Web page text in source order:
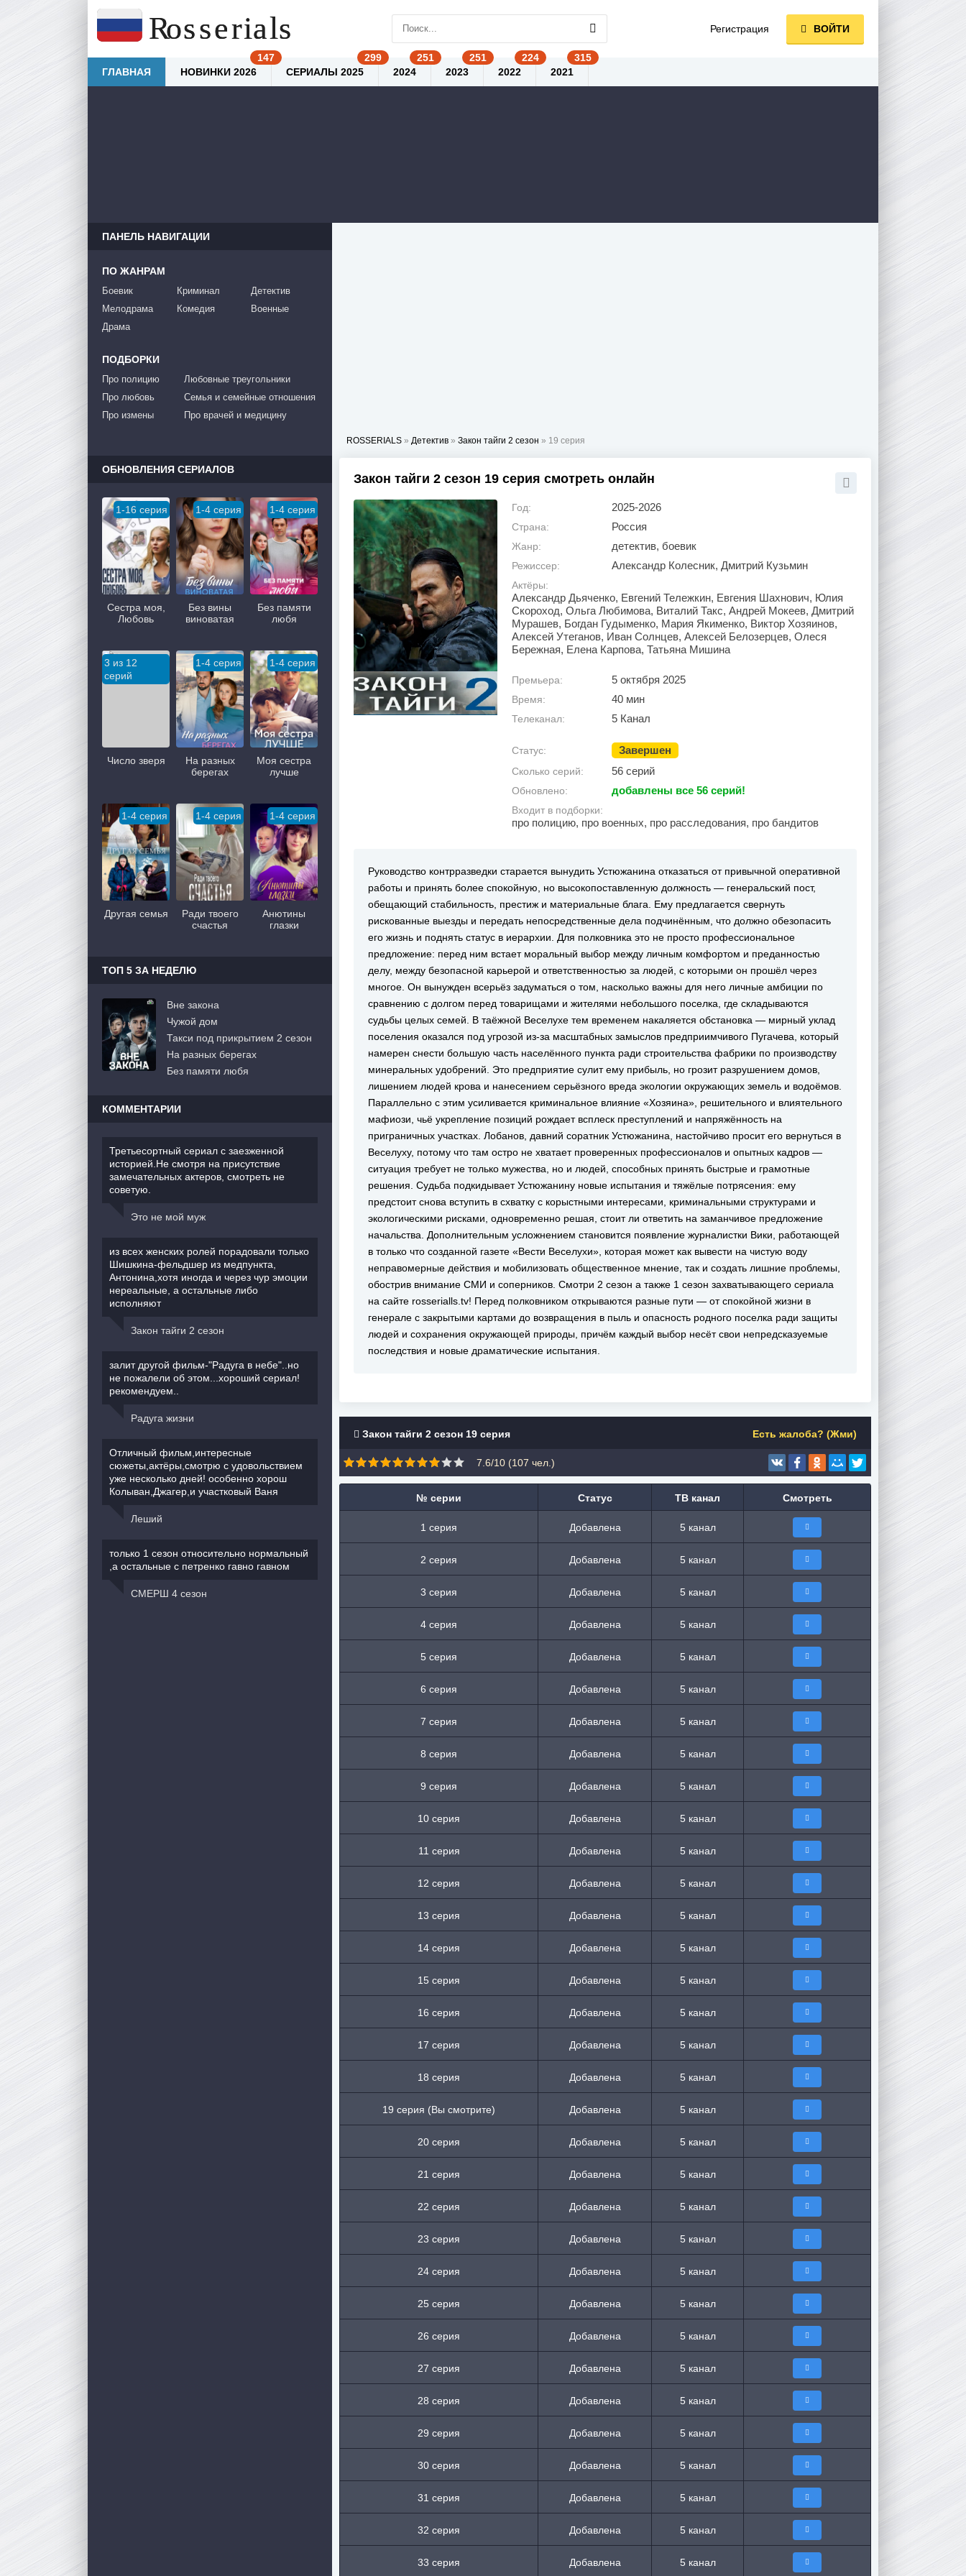
ROSSERIALS » Детектив » Закон тайги 2 сезон » 19 серия
Закон тайги 2 сезон 19 серия смотреть онлайн
Год: 2025-2026
Страна: Россия
Жанр: детектив, боевик
Режиссер: Александр Колесник, Дмитрий Кузьмин
Актёры:
Александр Дьяченко, Евгений Тележкин, Евгения Шахнович, Юлия
Скороход, Ольга Любимова, Виталий Такс, Андрей Мокеев, Дмитрий
Мурашев, Богдан Гудыменко, Мария Якименко, Виктор Хозяинов,
Алексей Утеганов, Иван Солнцев, Алексей Белозерцев, Олеся
Бережная, Елена Карпова, Татьяна Мишина
Премьера: 5 октября 2025
Время: 40 мин
Телеканал: 5 Канал
Статус: Завершен
Сколько серий: 56 серий
Обновлено: добавлены все 56 серий!
Входит в подборки:
про полицию, про военных, про расследования, про бандитов
Руководство контрразведки старается вынудить Устюжанина отказаться от привычной оперативной
работы и принять более спокойную, но высокопоставленную должность — генеральский пост,
обещающий стабильность, престиж и материальные блага. Ему предлагается свернуть
рискованные выезды и передать непосредственные дела подчинённым, что должно обезопасить
его жизнь и поднять статус в иерархии. Для полковника это не просто профессиональное
предложение: перед ним встает моральный выбор между личным комфортом и преданностью
делу, между безопасной карьерой и ответственностью за людей, с которыми он прошёл через
многое. Он вынужден всерьёз задуматься о том, насколько важны для него личные амбиции по
сравнению с долгом перед товарищами и жителями небольшого поселка, где складываются
судьбы целых семей. В таёжной Веселухе тем временем накаляется обстановка — мирный уклад
поселения оказался под угрозой из-за масштабных замыслов предприимчивого Пугачева, который
намерен снести большую часть населённого пункта ради строительства фабрики по производству
минеральных удобрений. Это предприятие сулит ему прибыль, но грозит разрушением домов,
лишением людей крова и нанесением серьёзного вреда экологии окружающих земель и водоёмов.
Параллельно с этим усиливается криминальное влияние «Хозяина», решительного и влиятельного
мафиози, чьё укрепление позиций рождает всплеск преступлений и напряжённость на
приграничных участках. Лобанов, давний соратник Устюжанина, настойчиво просит его вернуться в
Веселуху, потому что там остро не хватает проверенных профессионалов и опытных кадров —
ситуация требует не только мужества, но и людей, способных принять быстрые и грамотные
решения. Судьба подкидывает Устюжанину новые испытания и тяжёлые потрясения: ему
предстоит снова вступить в схватку с корыстными интересами, криминальными структурами и
экологическими рисками, одновременно решая, стоит ли ответить на заманчивое предложение
начальства. Дополнительным усложнением становится появление журналистки Вики, работающей
в только что созданной газете «Вести Веселухи», которая может как вывести на чистую воду
неправомерные действия и мобилизовать общественное мнение, так и создать лишние проблемы,
обострив внимание СМИ и соперников. Смотри 2 сезон а также 1 сезон захватывающего сериала
на сайте rosserialls.tv! Перед полковником открываются разные пути — от спокойной жизни в
генерале с закрытыми картами до возвращения в пыль и опасность родного поселка ради защиты
людей и сохранения окружающей природы, причём каждый выбор несёт свои непредсказуемые
последствия и новые драматические испытания.
Закон тайги 2 сезон 19 серия Есть жалоба? (Жми)
7.6/10 (107 чел.)
№ серии Статус ТВ канал Смотреть
1 серия Добавлена 5 канал
2 серия Добавлена 5 канал
3 серия Добавлена 5 канал
4 серия Добавлена 5 канал
5 серия Добавлена 5 канал
6 серия Добавлена 5 канал
7 серия Добавлена 5 канал
8 серия Добавлена 5 канал
9 серия Добавлена 5 канал
10 серия Добавлена 5 канал
11 серия Добавлена 5 канал
12 серия Добавлена 5 канал
13 серия Добавлена 5 канал
14 серия Добавлена 5 канал
15 серия Добавлена 5 канал
16 серия Добавлена 5 канал
17 серия Добавлена 5 канал
18 серия Добавлена 5 канал
19 серия (Вы смотрите) Добавлена 5 канал
20 серия Добавлена 5 канал
21 серия Добавлена 5 канал
22 серия Добавлена 5 канал
23 серия Добавлена 5 канал
24 серия Добавлена 5 канал
25 серия Добавлена 5 канал
26 серия Добавлена 5 канал
27 серия Добавлена 5 канал
28 серия Добавлена 5 канал
29 серия Добавлена 5 канал
30 серия Добавлена 5 канал
31 серия Добавлена 5 канал
32 серия Добавлена 5 канал
33 серия Добавлена 5 канал
ПАНЕЛЬ НАВИГАЦИИ
ПО ЖАНРАМ
Боевик
Мелодрама
Драма
Криминал
Комедия
Детектив
Военные
ПОДБОРКИ
Про полицию
Про любовь
Про измены
Любовные треугольники
Семья и семейные отношения
Про врачей и медицину
ОБНОВЛЕНИЯ СЕРИАЛОВ
1-16 серия
Сестра моя,
Любовь
1-4 серия
Без вины
виноватая
1-4 серия
Без памяти
любя
3 из 12
серий
Число зверя
1-4 серия
На разных
берегах
1-4 серия
Моя сестра
лучше
1-4 серия
Другая семья
1-4 серия
Ради твоего
счастья
1-4 серия
Анютины
глазки
ТОП 5 ЗА НЕДЕЛЮ
Вне закона
Чужой дом
Такси под прикрытием 2 сезон
На разных берегах
Без памяти любя
КОММЕНТАРИИ
Третьесортный сериал с заезженной
историей.Не смотря на присутствие
замечательных актеров, смотреть не
советую.
Это не мой муж
из всех женских ролей порадовали только
Шишкина-фельдшер из медпункта,
Антонина,хотя иногда и через чур эмоции
нереальные, а остальные либо
исполняют
Закон тайги 2 сезон
залит другой фильм-"Радуга в небе"..но
не пожалели об этом...хороший сериал!
рекомендуем..
Радуга жизни
Отличный фильм,интересные
сюжеты,актёры,смотрю с удовольствием
уже несколько дней! особенно хорош
Колыван,Джагер,и участковый Ваня
Леший
только 1 сезон относительно нормальный
,а остальные с петренко гавно гавном
СМЕРШ 4 сезон
Регистрация ВОЙТИ
ГЛАВНАЯ НОВИНКИ 2026 СЕРИАЛЫ 2025 2024 2023 2022 2021